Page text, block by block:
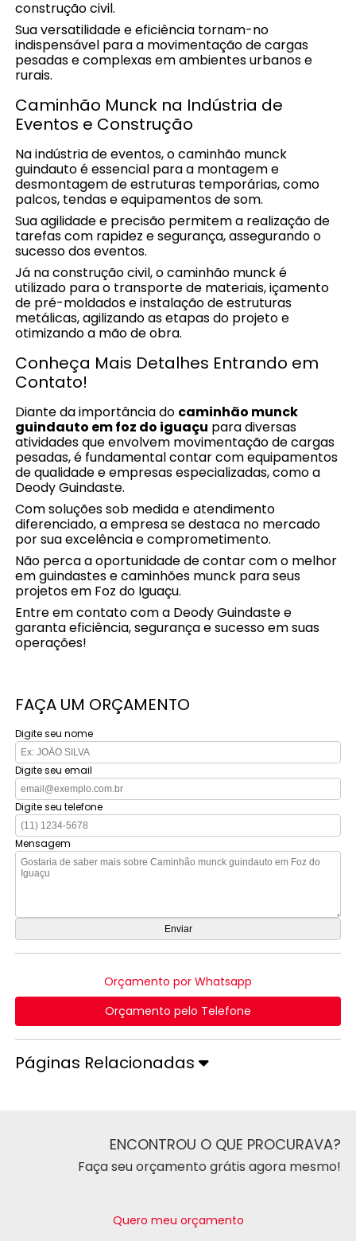
construção civil.
Sua versatilidade e eficiência tornam-no
indispensável para a movimentação de cargas
pesadas e complexas em ambientes urbanos e
rurais.
Caminhão Munck na Indústria de
Eventos e Construção
Na indústria de eventos, o caminhão munck
guindauto é essencial para a montagem e
desmontagem de estruturas temporárias, como
palcos, tendas e equipamentos de som.
Sua agilidade e precisão permitem a realização de
tarefas com rapidez e segurança, assegurando o
sucesso dos eventos.
Já na construção civil, o caminhão munck é
utilizado para o transporte de materiais, içamento
de pré-moldados e instalação de estruturas
metálicas, agilizando as etapas do projeto e
otimizando a mão de obra.
Conheça Mais Detalhes Entrando em
Contato!
Diante da importância do caminhão munck
guindauto em foz do iguaçu para diversas
atividades que envolvem movimentação de cargas
pesadas, é fundamental contar com equipamentos
de qualidade e empresas especializadas, como a
Deody Guindaste.
Com soluções sob medida e atendimento
diferenciado, a empresa se destaca no mercado
por sua excelência e comprometimento.
Não perca a oportunidade de contar com o melhor
em guindastes e caminhões munck para seus
projetos em Foz do Iguaçu.
Entre em contato com a Deody Guindaste e
garanta eficiência, segurança e sucesso em suas
operações!
FAÇA UM ORÇAMENTO
Digite seu nome
Digite seu email
Digite seu telefone
Mensagem
Orçamento por Whatsapp
Orçamento pelo Telefone
Páginas Relacionadas
ENCONTROU O QUE PROCURAVA?
Faça seu orçamento grátis agora mesmo!
Quero meu orçamento